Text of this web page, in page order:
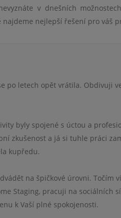
v dnešních
nejlepší řešení pro váš
po letech opět vrátila. Obdivuji
byly spojené s úctou a
zkušenost a já si tuhle práci
kupředu.
na špičkové úrovni. Točím
Staging, pracuji na sociálních
k Vaší plné spokojenosti.